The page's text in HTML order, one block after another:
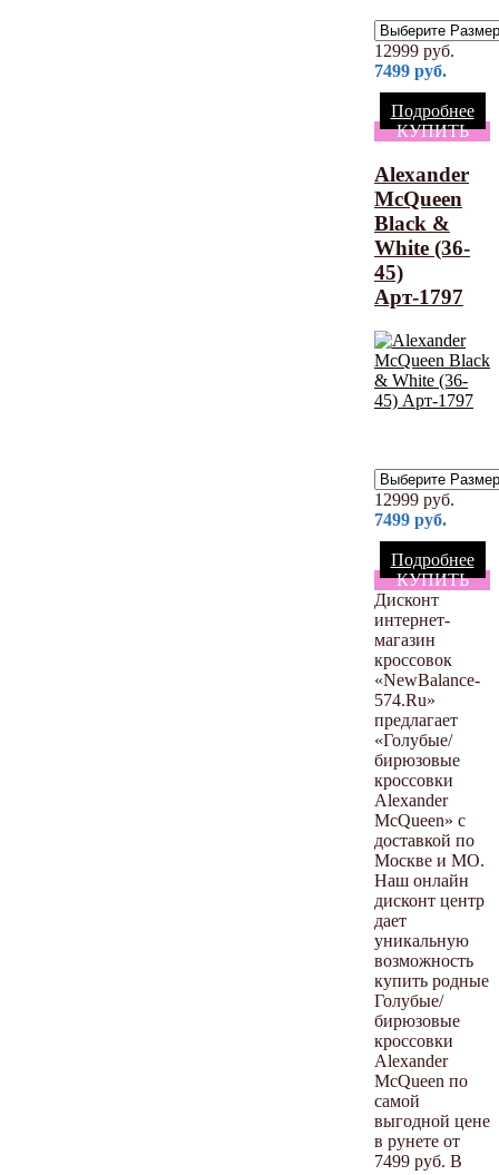
12999 руб.
7499 руб.
Подробнее
КУПИТЬ
Alexander
McQueen
Black &
White (36-
45)
Арт-1797
12999 руб.
7499 руб.
Подробнее
КУПИТЬ
Дисконт
интернет-
магазин
кроссовок
«NewBalance-
574.Ru»
предлагает
«Голубые/
бирюзовые
кроссовки
Alexander
McQueen» с
доставкой по
Москве и МО.
Наш онлайн
дисконт центр
дает
уникальную
возможность
купить родные
Голубые/
бирюзовые
кроссовки
Alexander
McQueen по
самой
выгодной цене
в рунете от
7499 руб. В